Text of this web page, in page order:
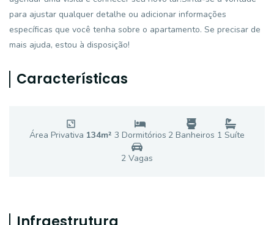
para ajustar qualquer detalhe ou adicionar informações
específicas que você tenha sobre o apartamento. Se precisar de
mais ajuda, estou à disposição!
Características
Área Privativa 134m² 3 Dormitórios 2 Banheiros 1 Suíte
2 Vagas